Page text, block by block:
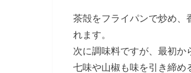
茶殻をフライパンで炒め、
れます。
次に調味料ですが、最初か
七味や山椒も味を引き締め